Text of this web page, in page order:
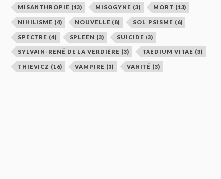
MISANTHROPIE (43) MISOGYNE (3) MORT (13)
NIHILISME (4) NOUVELLE (8) SOLIPSISME (6)
SPECTRE (4) SPLEEN (3) SUICIDE (3)
SYLVAIN-RENÉ DE LA VERDIÈRE (3) TAEDIUM VITAE (3)
THIEVICZ (16) VAMPIRE (3) VANITÉ (3)